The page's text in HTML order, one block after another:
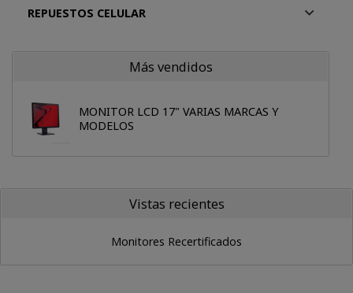
REPUESTOS CELULAR
Más vendidos
MONITOR LCD 17" VARIAS MARCAS Y
MODELOS
Vistas recientes
Monitores Recertificados